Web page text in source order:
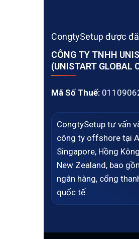
CongtySetup được
CÔNG TY TNHH
(UNISTART GLOBAL
Mã Số Thuế:
CongtySetup tư vấn
công ty offshore tại
Singapore, Hồng
New Zealand, bao
ngân hàng, cổng
quốc tế.